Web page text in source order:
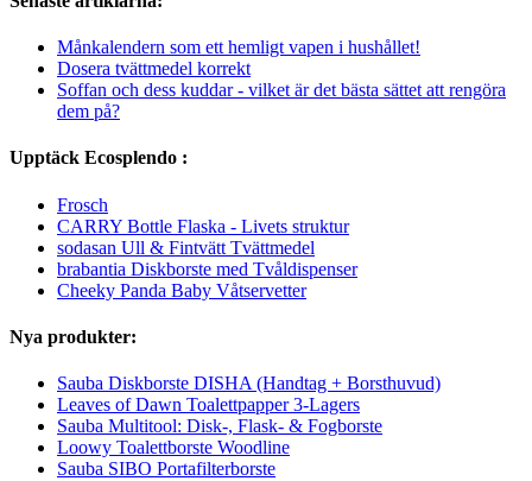
Månkalendern som ett hemligt vapen i hushållet!
Dosera tvättmedel korrekt
Soffan och dess kuddar - vilket är det bästa sättet att rengöra
dem på?
Upptäck Ecosplendo :
Frosch
CARRY Bottle Flaska - Livets struktur
sodasan Ull & Fintvätt Tvättmedel
brabantia Diskborste med Tvåldispenser
Cheeky Panda Baby Våtservetter
Nya produkter:
Sauba Diskborste DISHA (Handtag + Borsthuvud)
Leaves of Dawn Toalettpapper 3-Lagers
Sauba Multitool: Disk-, Flask- & Fogborste
Loowy Toalettborste Woodline
Sauba SIBO Portafilterborste